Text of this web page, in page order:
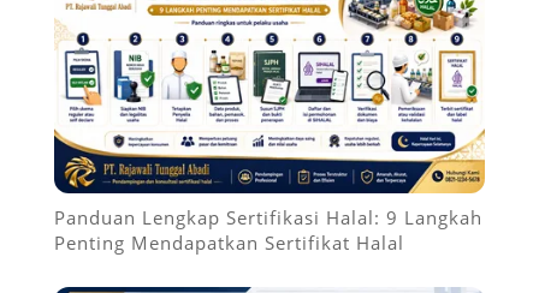
Panduan Lengkap Sertifikasi Halal: 9 Langkah
Penting Mendapatkan Sertifikat Halal